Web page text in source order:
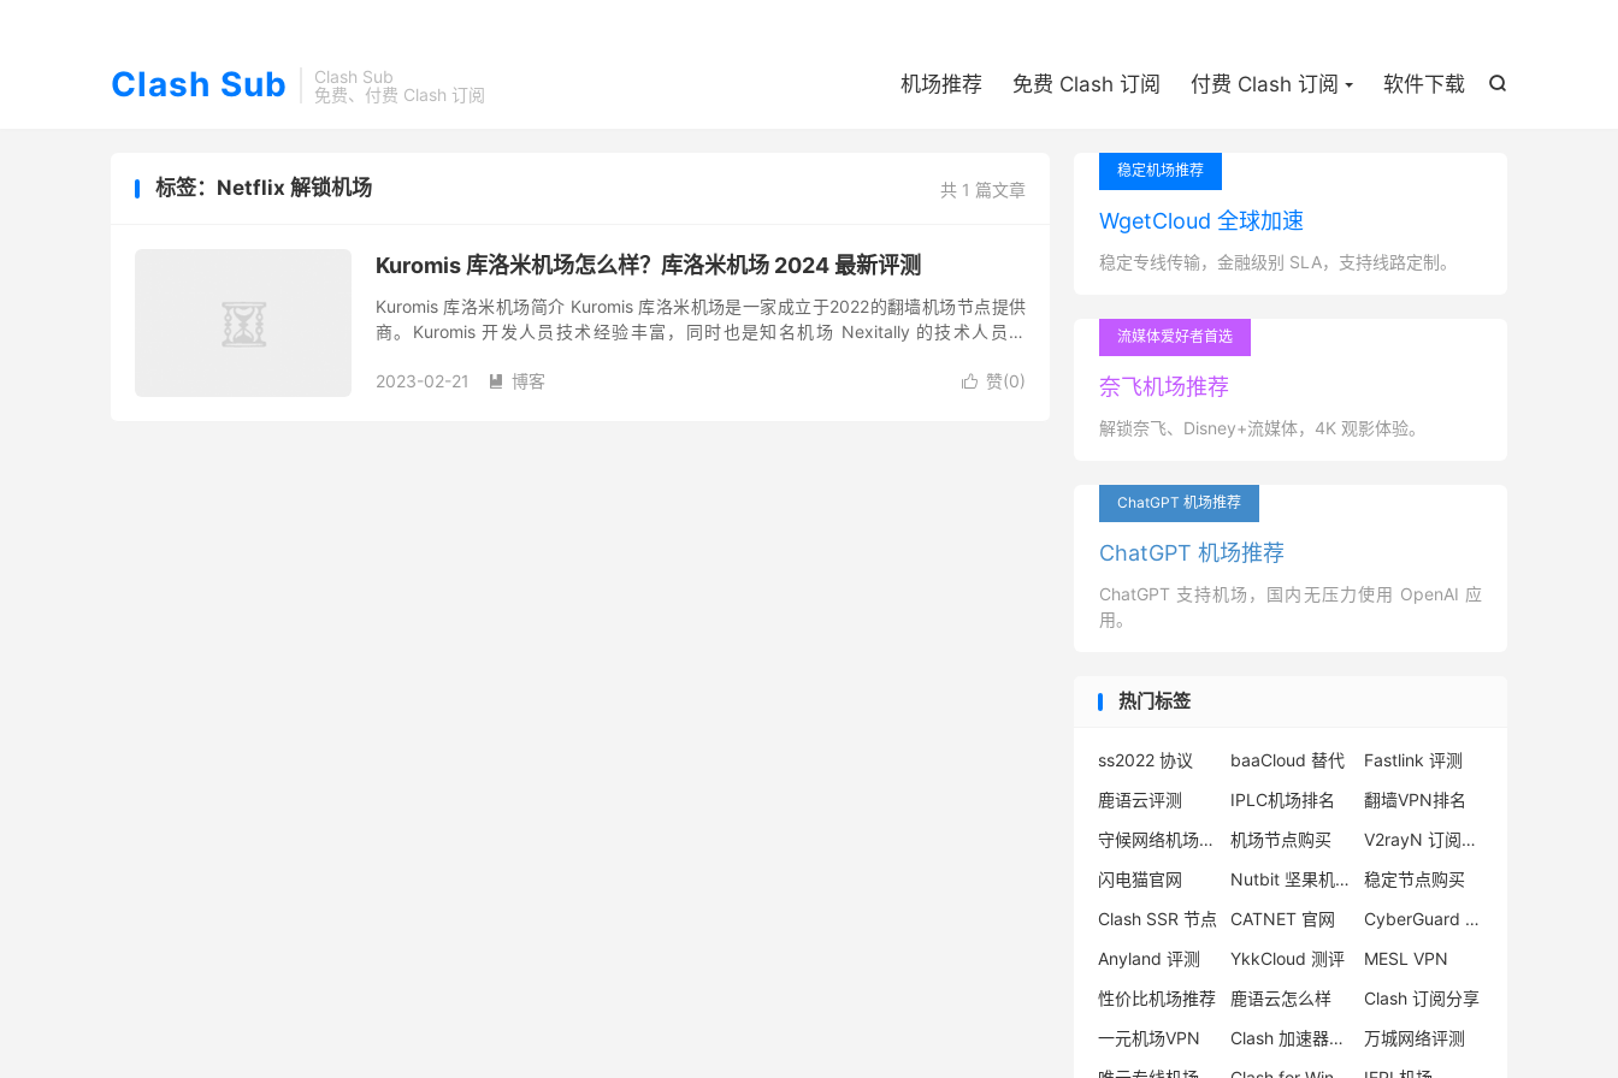
Clash Sub
Clash Sub
免费、付费 Clash 订阅

机场推荐 免费 Clash 订阅 付费 Clash 订阅 软件下载
共 1 篇文章
标签：Netflix 解锁机场
Kuromis 库洛米机场怎么样？库洛米机场 2024 最新评测
Kuromis 库洛米机场简介 Kuromis 库洛米机场是一家成立于2022的翻墙机场节点提供
商。Kuromis 开发人员技术经验丰富，同时也是知名机场 Nexitally 的技术人员。
 赞(0)
2023-02-21  博客
稳定机场推荐
WgetCloud 全球加速
稳定专线传输，金融级别 SLA，支持线路定制。
流媒体爱好者首选
奈飞机场推荐
解锁奈飞、Disney+流媒体，4K 观影体验。
ChatGPT 机场推荐
ChatGPT 机场推荐
ChatGPT 支持机场，国内无压力使用 OpenAI 应
用。
热门标签
ss2022 协议 baaCloud 替代
Fastlink 评测
鹿语云评测
IPLC机场排名
翻墙VPN排名
守候网络机场评测
机场节点购买
V2rayN 订阅转 sing-box
闪电猫官网
Nutbit 坚果机场评测
稳定节点购买
Clash SSR 节点
CATNET 官网
CyberGuard 机场
Anyland 评测
YkkCloud 测评
MESL VPN
性价比机场推荐
鹿语云怎么样
Clash 订阅分享
一元机场VPN
Clash 加速器官网
万城网络评测